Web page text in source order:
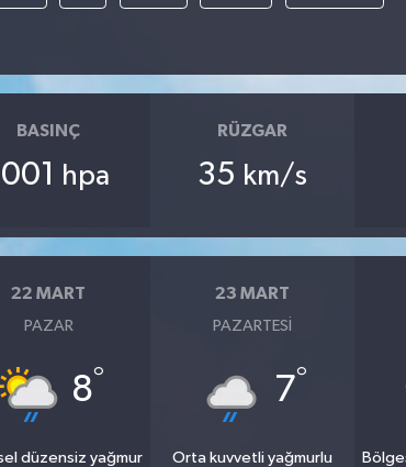
BASINÇ
hpa
RÜZGAR
35 km/s
22 MART
PAZAR
8°
düzensiz yağmur
23 MART
PAZARTESI
7°
Orta kuvvetli yağmurlu